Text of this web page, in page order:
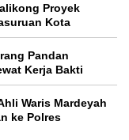
Proyek
Kota
Pandan
Kerja Bakti
Waris Mardeyah
ke Polres